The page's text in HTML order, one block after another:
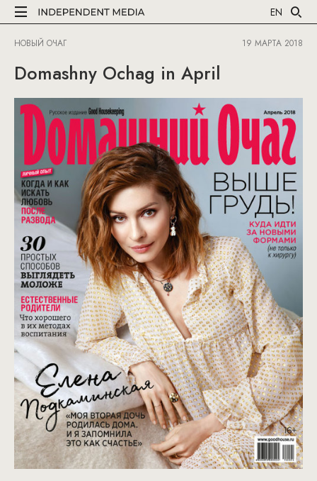
EN
НОВЫЙ ОЧАГ 19 МАРТА 2018
Domashny Ochag in April